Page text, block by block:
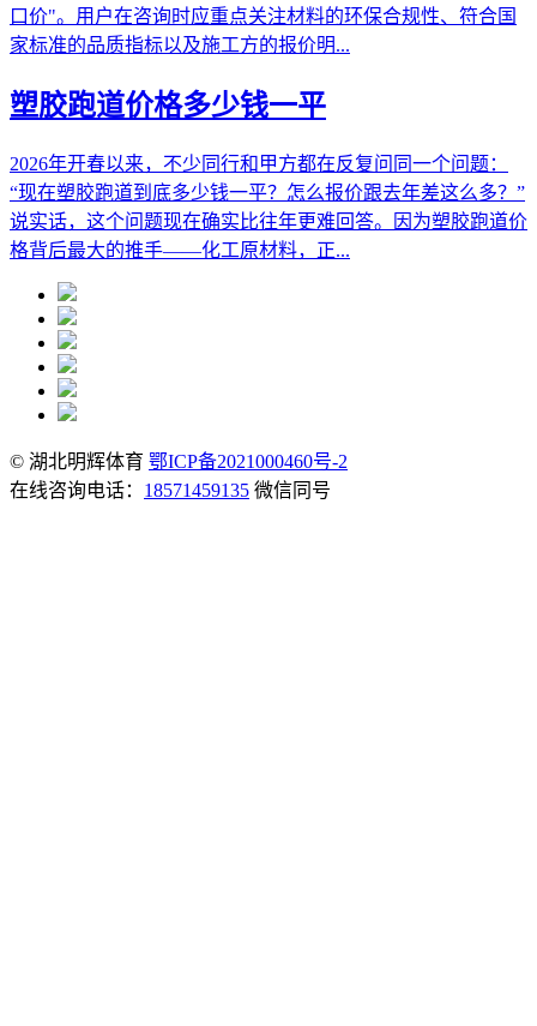
口价"。用户在咨询时应重点关注材料的环保合规性、符合国
家标准的品质指标以及施工方的报价明...
塑胶跑道价格多少钱一平
2026年开春以来，不少同行和甲方都在反复问同一个问题：
“现在塑胶跑道到底多少钱一平？怎么报价跟去年差这么多？”
说实话，这个问题现在确实比往年更难回答。因为塑胶跑道价
格背后最大的推手——化工原材料，正...
© 湖北明辉体育 鄂ICP备2021000460号-2
在线咨询电话： 18571459135 微信同号